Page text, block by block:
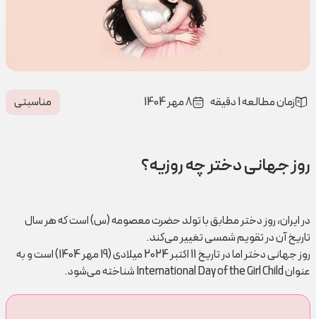
زمان مطالعه 1 دقیقه 8 مهر 1404 مناسبتی
روز جهانی دختر چه روزیه؟
در ایران، روز دختر مطابق با تولد حضرت معصومه (س) است که هر سال
تاریخ آن در تقویم شمسی تغییر می‌کند.
روز جهانی دختر اما در تاریخ 11 اکتبر 2024 میلادی (19 مهر 1404) است و به
عنوان International Day of the Girl Child شناخته می‌شود.